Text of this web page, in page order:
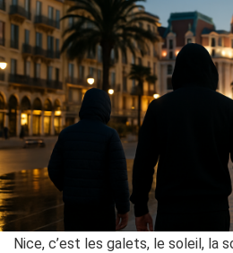
Nice, c’est les galets, le soleil, la